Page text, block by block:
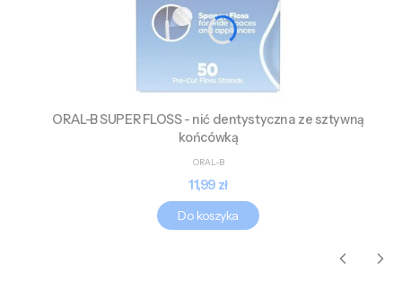
ORAL-B SUPER FLOSS - nić dentystyczna ze sztywną
końcówką
ORAL-B
Cena
11,99 zł
Do koszyka